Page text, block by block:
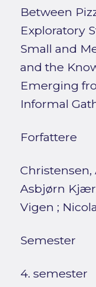
Between
Exploratory
Small and
and the
Emerging
Informal
Forfattere
Christensen,
Asbjørn
Vigen ;
Semester
4. semester